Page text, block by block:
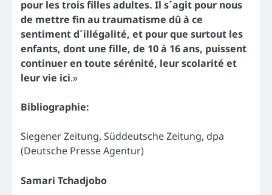
pour les trois filles adultes. Il s´agit pour nous
de mettre fin au traumatisme dû à ce
sentiment d´illégalité, et pour que surtout les
enfants, dont une fille, de 10 à 16 ans, puissent
continuer en toute sérénité, leur scolarité et
leur vie ici.»
Bibliographie:
Siegener Zeitung, Süddeutsche Zeitung, dpa
(Deutsche Presse Agentur)
Samari Tchadjobo